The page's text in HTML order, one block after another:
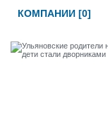
КОМПАНИИ [0]